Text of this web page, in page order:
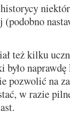
też kilku
naprawdę
pozwolić na
w razie